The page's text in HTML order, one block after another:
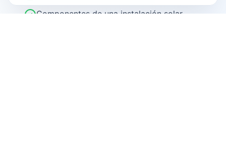
Componentes de una instalación solar